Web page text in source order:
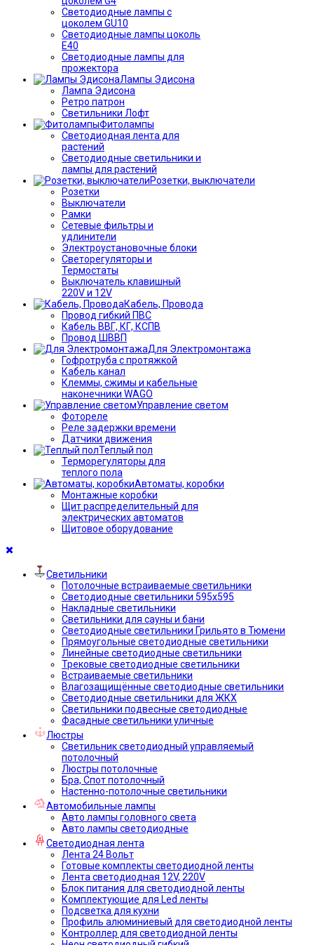
Светодиодные лампы с
цоколем GU10
Светодиодные лампы цоколь
Е40
Светодиодные лампы для
прожектора
Лампы Эдисона
Лампа Эдисона
Ретро патрон
Светильники Лофт
Фитолампы
Светодиодная лента для
растений
Светодиодные светильники и
лампы для растений
Розетки, выключатели
Розетки
Выключатели
Рамки
Сетевые фильтры и
удлинители
Электроустановочные блоки
Светорегуляторы и
Термостаты
Выключатель клавишный
220V и 12V
Кабель, Провода
Провод гибкий ПВС
Кабель ВВГ, КГ, КСПВ
Провод ШВВП
Для Электромонтажа
Гофротруба с протяжкой
Кабель канал
Клеммы, сжимы и кабельные
наконечники WAGO
Управление светом
Фотореле
Реле задержки времени
Датчики движения
Теплый пол
Терморегуляторы для
теплого пола
Автоматы, коробки
Монтажные коробки
Щит распределительный для
электрических автоматов
Щитовое оборудование
Светильники
Потолочные встраиваемые светильники
Светодиодные светильники 595х595
Накладные светильники
Светильники для сауны и бани
Светодиодные светильники Грильято в Тюмени
Прямоугольные светодиодные светильники
Линейные светодиодные светильники
Трековые светодиодные светильники
Встраиваемые светильники
Влагозащищённые светодиодные светильники
Светодиодные светильники для ЖКХ
Светильники подвесные светодиодные
Фасадные светильники уличные
Люстры
Светильник светодиодный управляемый
потолочный
Люстры потолочные
Бра, Спот потолочный
Настенно-потолочные светильники
Автомобильные лампы
Авто лампы головного света
Авто лампы светодиодные
Светодиодная лента
Лента 24 Вольт
Готовые комплекты светодиодной ленты
Лента светодиодная 12V, 220V
Блок питания для светодиодной ленты
Комплектующие для Led ленты
Подсветка для кухни
Профиль алюминиевый для светодиодной ленты
Контроллер для светодиодной ленты